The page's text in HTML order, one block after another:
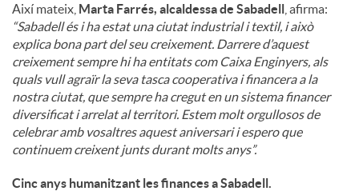
Així mateix, Marta Farrés, alcaldessa de Sabadell , afirma:
“Sabadell és i ha estat una ciutat industrial i textil, i això
explica bona part del seu creixement. Darrere d’aquest
creixement sempre hi ha entitats com Caixa Enginyers, als
quals vull agraïr la seva tasca cooperativa i financera a la
nostra ciutat, que sempre ha cregut en un sistema financer
diversificat i arrelat al territori. Estem molt orgullosos de
celebrar amb vosaltres aquest aniversari i espero que
continuem creixent junts durant molts anys”.
Cinc anys humanitzant les finances a Sabadell.